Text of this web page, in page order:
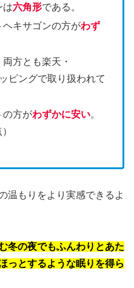
は六角形である。
キサゴンの方がわず
両方とも楽天・
ピングで取り扱われて
の方がわずかに安い。
温もりをより実感できるよ
冬の夜でもふんわりとあた
っとするような眠りを得ら